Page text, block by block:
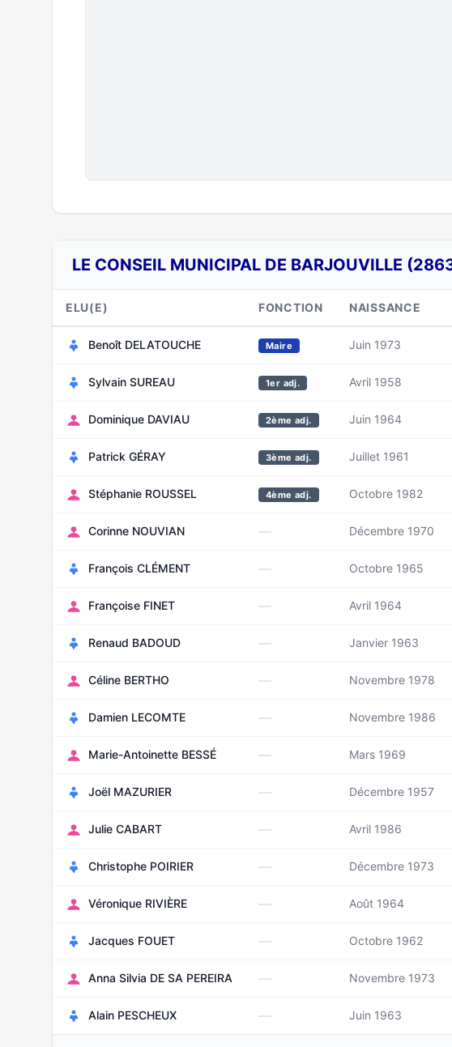
LE CONSEIL MUNICIPAL DE BARJOUVILLE
ELU(E) FONCTION NAISSANCE
Benoît DELATOUCHE Maire Juin 1973
Sylvain SUREAU 1er adj. Avril 1958
Dominique DAVIAU 2ème adj. Juin 1964
Patrick GÉRAY 3ème adj. Juillet 1961
Stéphanie ROUSSEL 4ème adj. Octobre 1982
Corinne NOUVIAN — Décembre 1970
François CLÉMENT — Octobre 1965
Françoise FINET — Avril 1964
Renaud BADOUD — Janvier 1963
Céline BERTHO — Novembre 1978
Damien LECOMTE — Novembre 1986
Marie-Antoinette BESSÉ — Mars 1969
Joël MAZURIER — Décembre 1957
Julie CABART — Avril 1986
Christophe POIRIER — Décembre 1973
Véronique RIVIÈRE — Août 1964
Jacques FOUET — Octobre 1962
Anna Silvia DE SA PEREIRA — Novembre 1973
Alain PESCHEUX — Juin 1963